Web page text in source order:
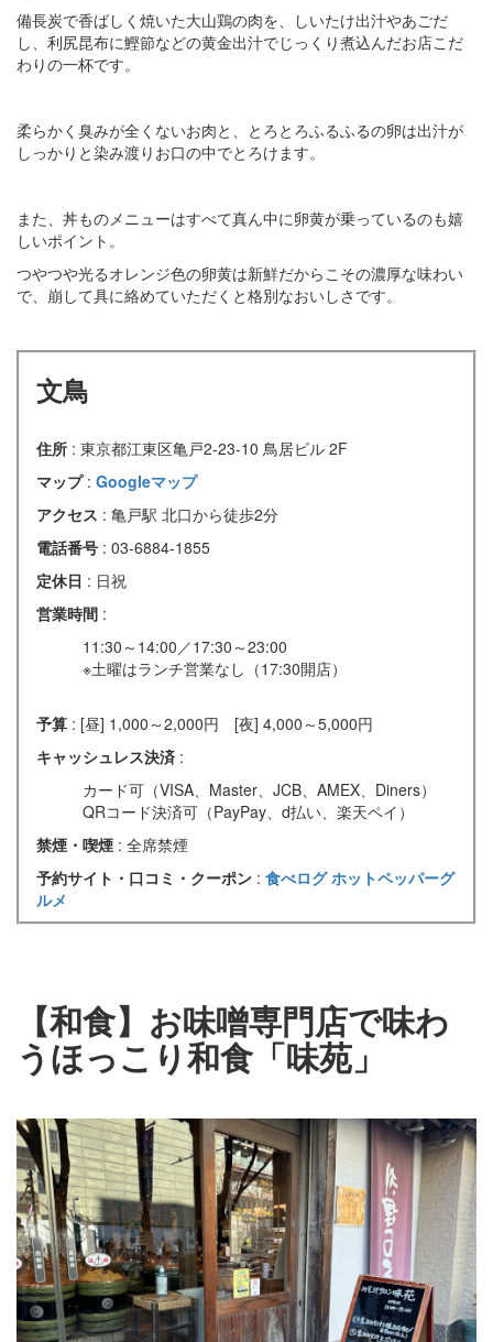
備長炭で香ばしく焼いた大山鶏の肉を、しいたけ出汁やあごだ
し、利尻昆布に鰹節などの黄金出汁でじっくり煮込んだお店こだ
わりの一杯です。
柔らかく臭みが全くないお肉と、とろとろふるふるの卵は出汁が
しっかりと染み渡りお口の中でとろけます。
また、丼ものメニューはすべて真ん中に卵黄が乗っているのも嬉
しいポイント。
つやつや光るオレンジ色の卵黄は新鮮だからこその濃厚な味わい
で、崩して具に絡めていただくと格別なおいしさです。
文鳥
住所 : 東京都江東区亀戸2-23-10 鳥居ビル 2F
マップ : Googleマップ
アクセス : 亀戸駅 北口から徒歩2分
電話番号 : 03-6884-1855
定休日 : 日祝
営業時間 :
11:30～14:00／17:30～23:00
※土曜はランチ営業なし（17:30開店）
予算 : [昼] 1,000～2,000円 [夜] 4,000～5,000円
キャッシュレス決済 :
カード可（VISA、Master、JCB、AMEX、Diners）
QRコード決済可（PayPay、d払い、楽天ペイ）
禁煙・喫煙 : 全席禁煙
予約サイト・口コミ・クーポン : 食べログホットペッパーグ
ルメ
【和食】お味噌専門店で味わ
うほっこり和食「味苑」